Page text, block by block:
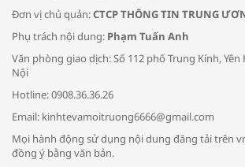
Bác sĩ tư vấn cách
đường hô hấp trong
Đơn vị chủ quản:CTCP THÔNG TIN TRUNG
Phụ trách nội dung: Phạm Tuấn Anh
Văn phòng giao dịch: Số 112 phố Trung Kính, Yên
Nội
Hotline: 0908.36.36.26
Email: kinhtevamoitruong6666@gmail.com
Mọi hành động sử dụng nội dung đăng tải trên
đồng ý bằng văn bản.